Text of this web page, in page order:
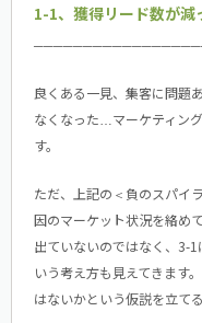
1-1、獲得リード数が減
良くある一見、集客に問題
なくなった…マーケティン
す。
ただ、上記の＜負のスパイ
因のマーケット状況を絡め
出ていないのではなく、3-
いう考え方も見えてきます
はないかという仮説を立て